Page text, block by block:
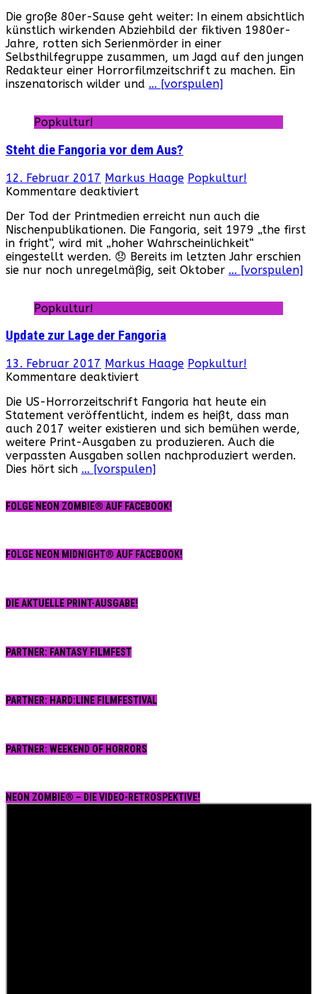
Fun“
(Kanada,
2020)
Die große 80er-Sause geht weiter: In einem absichtlich
künstlich wirkenden Abziehbild der fiktiven 1980er-
Jahre, rotten sich Serienmörder in einer
Selbsthilfegruppe zusammen, um Jagd auf den jungen
Redakteur einer Horrorfilmzeitschrift zu machen. Ein
inszenatorisch wilder und … [vorspulen]
Popkultur!
Steht die Fangoria vor dem Aus?
12. Februar 2017 Markus Haage Popkultur!
Kommentare deaktiviert
die
Fangoria
vor
dem
Aus?
Der Tod der Printmedien erreicht nun auch die
Nischenpublikationen. Die Fangoria, seit 1979 „the first
in fright“, wird mit „hoher Wahrscheinlichkeit“
eingestellt werden. 😞 Bereits im letzten Jahr erschien
sie nur noch unregelmäßig, seit Oktober … [vorspulen]
Popkultur!
Update zur Lage der Fangoria
13. Februar 2017 Markus Haage Popkultur!
Kommentare deaktiviertfür
zur
Lage
der
Fangoria
Die US-Horrorzeitschrift Fangoria hat heute ein
Statement veröffentlicht, indem es heißt, dass man
auch 2017 weiter existieren und sich bemühen werde,
weitere Print-Ausgaben zu produzieren. Auch die
verpassten Ausgaben sollen nachproduziert werden.
Dies hört sich … [vorspulen]
FOLGE NEON ZOMBIE® AUF FACEBOOK!
FOLGE NEON MIDNIGHT® AUF FACEBOOK!
DIE AKTUELLE PRINT-AUSGABE!
PARTNER: FANTASY FILMFEST
PARTNER: HARD:LINE FILMFESTIVAL
PARTNER: WEEKEND OF HORRORS
NEON ZOMBIE® – DIE VIDEO-RETROSPEKTIVE!